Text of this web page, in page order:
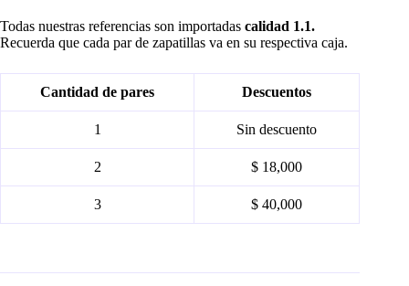
$ 190.000.
$ 180.000.
Todas nuestras referencias son importadas calidad 1.1.
Recuerda que cada par de zapatillas va en su respectiva caja.
Cantidad de pares Descuentos
1 Sin descuento
2 $ 18,000
3 $ 40,000